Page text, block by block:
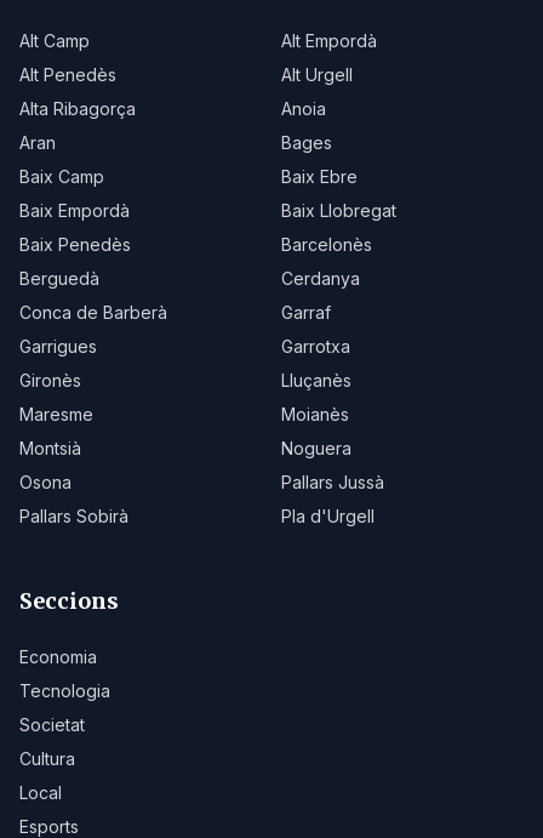
Alt Camp
Alt Empordà
Alt Penedès
Alt Urgell
Alta Ribagorça
Anoia
Aran
Bages
Baix Camp
Baix Ebre
Baix Empordà
Baix Llobregat
Baix Penedès
Barcelonès
Berguedà
Cerdanya
Conca de Barberà
Garraf
Garrigues
Garrotxa
Gironès
Lluçanès
Maresme
Moianès
Montsià
Noguera
Osona
Pallars Jussà
Pallars Sobirà
Pla d'Urgell
Seccions
Economia
Tecnologia
Societat
Cultura
Local
Esports